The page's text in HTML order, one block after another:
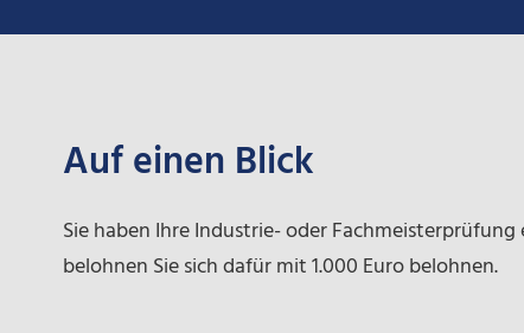
Auf einen Blick
Sie haben Ihre Industrie- oder
belohnen Sie sich dafür mit 1.000 Euro belohnen.